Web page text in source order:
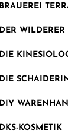
BRAUEREI
DER WILDERER
DIE
DIE
DIY
DKS-KOSMETIK